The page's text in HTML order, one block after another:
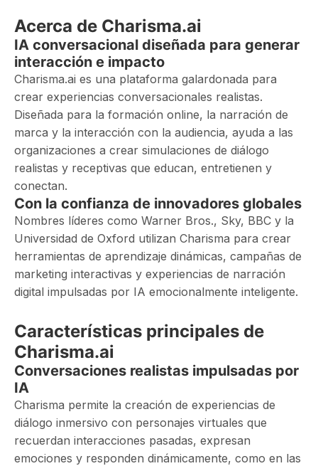
Acerca de Charisma.ai
IA conversacional diseñada para generar
interacción e impacto
Charisma.ai es una plataforma galardonada para
crear experiencias conversacionales realistas.
Diseñada para la formación online, la narración de
marca y la interacción con la audiencia, ayuda a las
organizaciones a crear simulaciones de diálogo
realistas y receptivas que educan, entretienen y
conectan.
Con la confianza de innovadores globales
Nombres líderes como Warner Bros., Sky, BBC y la
Universidad de Oxford utilizan Charisma para crear
herramientas de aprendizaje dinámicas, campañas de
marketing interactivas y experiencias de narración
digital impulsadas por IA emocionalmente inteligente.
Características principales de
Charisma.ai
Conversaciones realistas impulsadas por
IA
Charisma permite la creación de experiencias de
diálogo inmersivo con personajes virtuales que
recuerdan interacciones pasadas, expresan
emociones y responden dinámicamente, como en las